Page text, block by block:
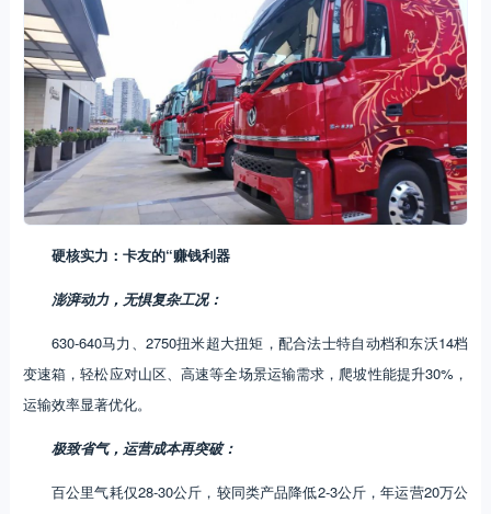
硬核实力：卡友的“赚钱利器
澎湃动力，无惧复杂工况：
630-640马力、2750扭米超大扭矩，配合法士特自动档和东沃14档
变速箱，轻松应对山区、高速等全场景运输需求，爬坡性能提升30%，
运输效率显著优化。
极致省气，运营成本再突破：
百公里气耗仅28-30公斤，较同类产品降低2-3公斤，年运营20万公